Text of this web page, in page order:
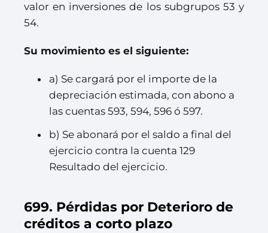
valor en inversiones de los subgrupos 53 y
54.
Su movimiento es el siguiente:
a) Se cargará por el importe de la
depreciación estimada, con abono a
las cuentas 593, 594, 596 ó 597.
b) Se abonará por el saldo a final del
ejercicio contra la cuenta 129
Resultado del ejercicio.
699. Pérdidas por Deterioro de
créditos a corto plazo